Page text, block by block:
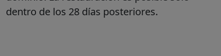
dentro de los 28 días posteriores.